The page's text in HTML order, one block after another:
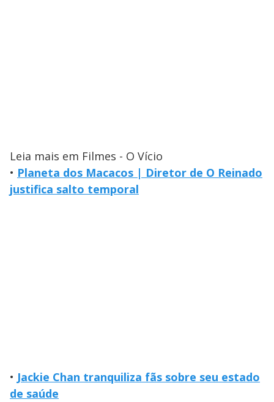
Leia mais em Filmes - O Vício
• Planeta dos Macacos | Diretor de O Reinado
justifica salto temporal
• Jackie Chan tranquiliza fãs sobre seu estado
de saúde